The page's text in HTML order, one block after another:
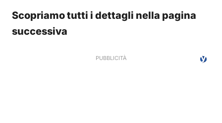
Scopriamo tutti i dettagli nella pagina
successiva